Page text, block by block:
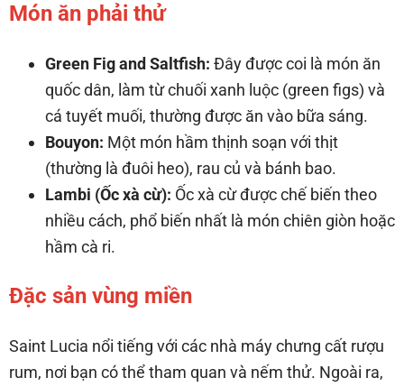
Món ăn phải thử
Green Fig and Saltfish: Đây được coi là món ăn
quốc dân, làm từ chuối xanh luộc (green figs) và
cá tuyết muối, thường được ăn vào bữa sáng.
Bouyon: Một món hầm thịnh soạn với thịt
(thường là đuôi heo), rau củ và bánh bao.
Lambi (Ốc xà cừ): Ốc xà cừ được chế biến theo
nhiều cách, phổ biến nhất là món chiên giòn hoặc
hầm cà ri.
Đặc sản vùng miền
Saint Lucia nổi tiếng với các nhà máy chưng cất rượu
rum, nơi bạn có thể tham quan và nếm thử. Ngoài ra,